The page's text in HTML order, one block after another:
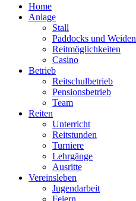
Home
Anlage
Stall
Paddocks und Weiden
Reitmöglichkeiten
Casino
Betrieb
Reitschulbetrieb
Pensionsbetrieb
Team
Reiten
Unterricht
Reitstunden
Turniere
Lehrgänge
Ausritte
Vereinsleben
Jugendarbeit
Feiern